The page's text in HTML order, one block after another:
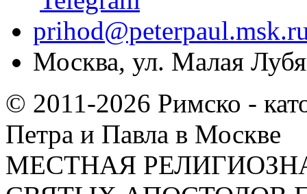
Москва, ул. Малая
© 2011-2026 Римско -
Петра и Павла в Москве
МЕСТНАЯ